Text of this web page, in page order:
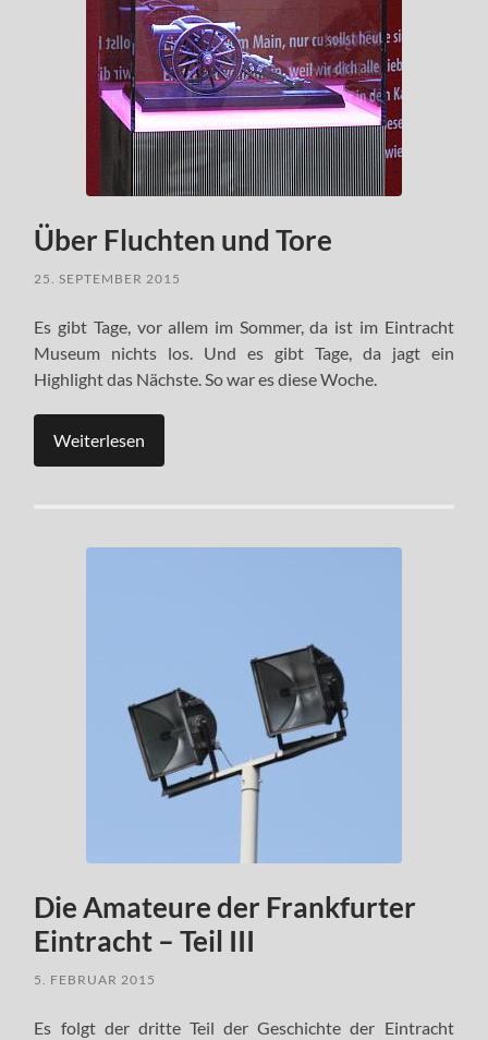
Über Fluchten und Tore
25. SEPTEMBER 2015
Es gibt Tage, vor allem im Sommer, da ist im Eintracht
Museum nichts los. Und es gibt Tage, da jagt ein
Highlight das Nächste. So war es diese Woche.
Weiterlesen
Die Amateure der Frankfurter
Eintracht – Teil III
5. FEBRUAR 2015
Es folgt der dritte Teil der Geschichte der Eintracht